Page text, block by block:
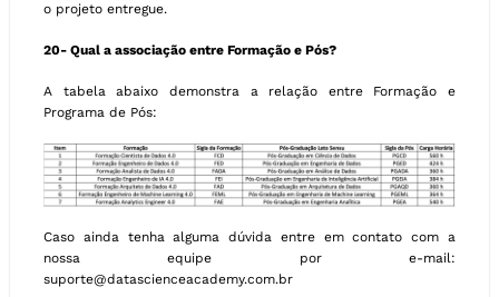
o projeto entregue.
20- Qual a associação entre Formação e Pós?
A tabela abaixo demonstra a relação entre Formação e
Programa de Pós:
Caso ainda tenha alguma dúvida entre em contato com a
nossa equipe por e-mail:
suporte@datascienceacademy.com.br